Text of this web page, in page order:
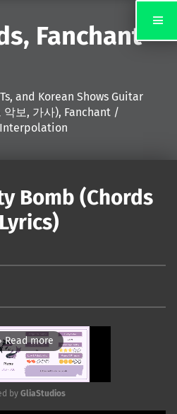
Fanchant
and Korean Shows Guitar
악보, 가사), Fanchant /
Interpolation
Bomb (Chords
Read more
by GliaStudios